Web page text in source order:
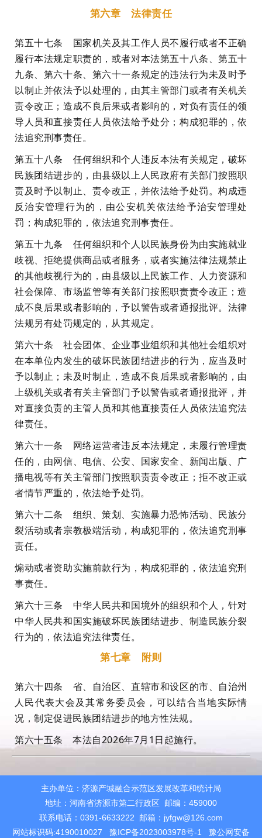
第六章 法律责任
第五十七条 国家机关及其工作人员不履行或者不正确
履行本法规定职责的，或者对本法第五十八条、第五十
九条、第六十条、第六十一条规定的违法行为未及时予
以制止并依法予以处理的，由其主管部门或者有关机关
责令改正；造成不良后果或者影响的，对负有责任的领
导人员和直接责任人员依法给予处分；构成犯罪的，依
法追究刑事责任。
第五十八条 任何组织和个人违反本法有关规定，破坏
民族团结进步的，由县级以上人民政府有关部门按照职
责及时予以制止、责令改正，并依法给予处罚。构成违
反治安管理行为的，由公安机关依法给予治安管理处
罚；构成犯罪的，依法追究刑事责任。
第五十九条 任何组织和个人以民族身份为由实施就业
歧视、拒绝提供商品或者服务，或者实施法律法规禁止
的其他歧视行为的，由县级以上民族工作、人力资源和
社会保障、市场监管等有关部门按照职责责令改正；造
成不良后果或者影响的，予以警告或者通报批评。法律
法规另有处罚规定的，从其规定。
第六十条 社会团体、企业事业组织和其他社会组织对
在本单位内发生的破坏民族团结进步的行为，应当及时
予以制止；未及时制止，造成不良后果或者影响的，由
上级机关或者有关主管部门予以警告或者通报批评，并
对直接负责的主管人员和其他直接责任人员依法追究法
律责任。
第六十一条 网络运营者违反本法规定，未履行管理责
任的，由网信、电信、公安、国家安全、新闻出版、广
播电视等有关主管部门按照职责责令改正；拒不改正或
者情节严重的，依法给予处罚。
第六十二条 组织、策划、实施暴力恐怖活动、民族分
裂活动或者宗教极端活动，构成犯罪的，依法追究刑事
责任。
煽动或者资助实施前款行为，构成犯罪的，依法追究刑
事责任。
第六十三条 中华人民共和国境外的组织和个人，针对
中华人民共和国实施破坏民族团结进步、制造民族分裂
行为的，依法追究法律责任。
第七章 附则
第六十四条 省、自治区、直辖市和设区的市、自治州
人民代表大会及其常务委员会，可以结合当地实际情
况，制定促进民族团结进步的地方性法规。
第六十五条 本法自2026年7月1日起施行。
主办单位：济源产城融合示范区发展改革和统计局
地址：河南省济源市第二行政区 邮编：459000
联系电话：0391-6633222 邮箱：jyfgw@126.com
网站标识码:4190010027
豫ICP备2023003978号-1 豫公网安备